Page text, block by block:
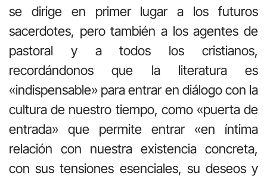
se dirige en primer lugar a los futuros
sacerdotes, pero también a los agentes de
pastoral y a todos los cristianos,
recordándonos que la literatura es
«indispensable» para entrar en diálogo con la
cultura de nuestro tiempo, como «puerta de
entrada» que permite entrar «en íntima
relación con nuestra existencia concreta,
con sus tensiones esenciales, su deseos y